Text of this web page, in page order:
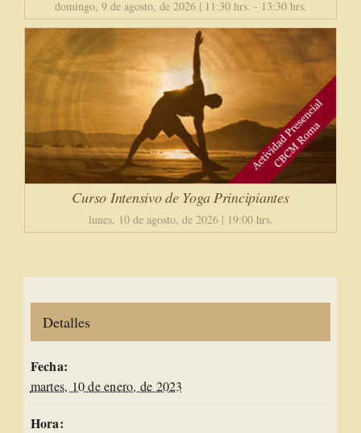
domingo, 9 de agosto, de 2026 | 11:30 hrs. - 13:30 hrs.
Curso Intensivo de Yoga Principiantes
lunes, 10 de agosto, de 2026 | 19:00 hrs.
Detalles
Fecha:
martes, 10 de enero, de 2023
Hora: